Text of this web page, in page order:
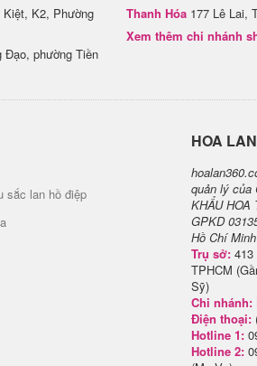
Kiệt, K2, Phường
Đạo, phường Tiền
Thanh Hóa 177 Lê Lai,
Xem thêm chi nhánh
sắc lan hồ điệp
H​OA
quản lý của
KHẨU HOA
GPKD
Hồ Chí
Trụ sở:
TPHCM
Sỹ)
Chi nhánh:
Điện thoại:
Hotline 1:
Hotline 2: